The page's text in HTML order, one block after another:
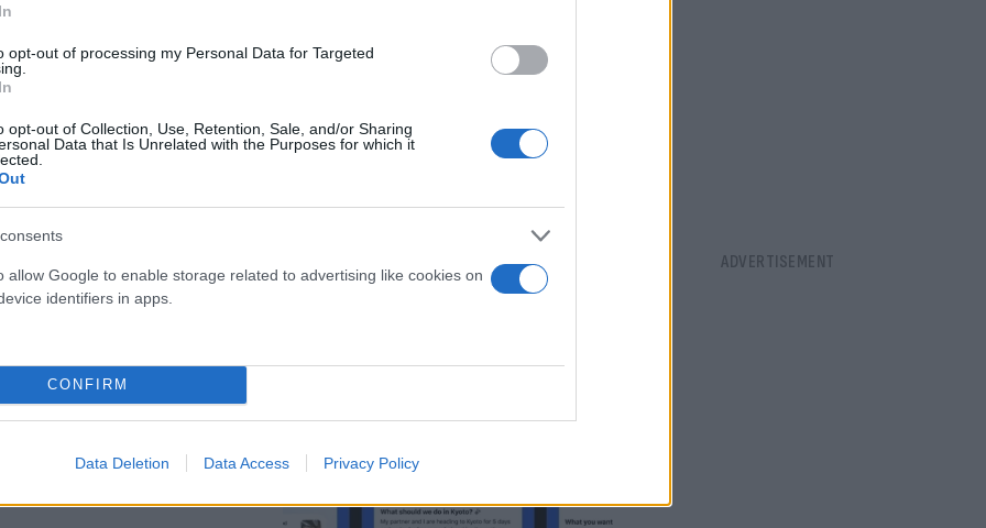
opt-out of processing my Personal Data for Targeted
opt-out of Collection, Use, Retention, Sale, and/or Sharing
Data that Is Unrelated with the Purposes for which it
allow Google to enable storage related to advertising like cookies on
identifiers in apps.
CONFIRM
Data Deletion Data Access Privacy Policy
και συνδρομητικά
κοινωνικής δικτύωσής
Reddit
της Meta.